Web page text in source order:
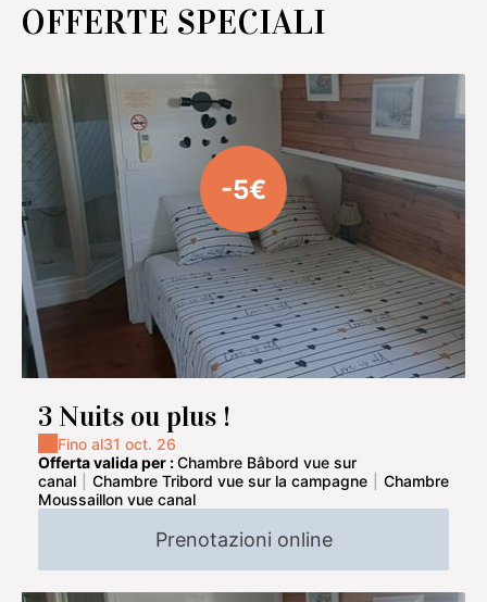
OFFERTE SPECIALI
-5€
3 Nuits ou plus !
Fino al31 oct. 26
Offerta valida per :Chambre Bâbord vue sur
canal
Chambre Tribord vue sur la campagne
Chambre
Moussaillon vue canal
Prenotazioni online